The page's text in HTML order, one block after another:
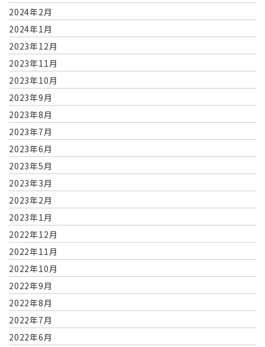
2024年2月
2024年1月
2023年12月
2023年11月
2023年10月
2023年9月
2023年8月
2023年7月
2023年6月
2023年5月
2023年3月
2023年2月
2023年1月
2022年12月
2022年11月
2022年10月
2022年9月
2022年8月
2022年7月
2022年6月